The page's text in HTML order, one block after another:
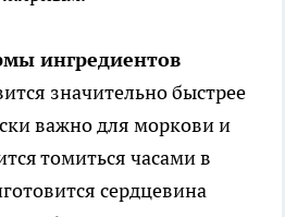
ингредиентов
значительно быстрее
важно для моркови и
томиться часами в
сердцевина